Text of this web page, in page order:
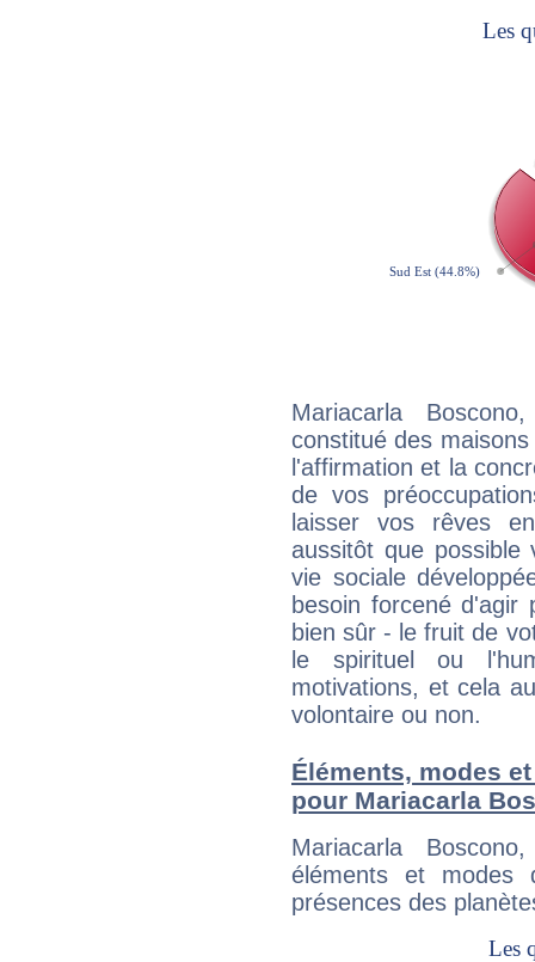
Mariacarla
constitué des
l'affirmation et la
de vos
laisser vos rêves
aussitôt que
vie sociale
besoin forcené
bien sûr - le fruit de
le spirituel ou
motivations, et cela
volontaire ou non.
Éléments, modes
pour Mariacarla
Mariacarla
éléments et modes
présences des